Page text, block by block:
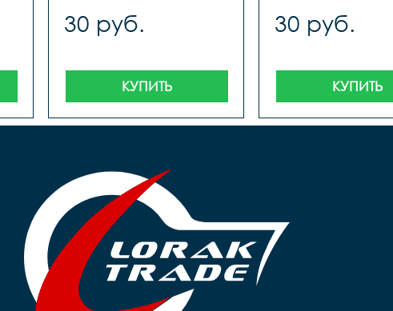
30 руб.
КУПИТЬ
30 руб.
КУПИТЬ